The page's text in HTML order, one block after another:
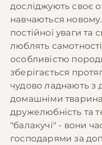
досліджують своє
навчаються
постійної уваги та
люблять
особливістю
зберігається
чудово ладнають з
домашніми
дружелюбність та
"балакучі" - вони
господарями за